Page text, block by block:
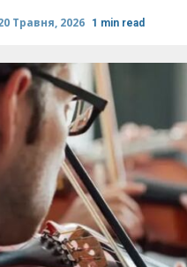
Травня, 2026 1 min read